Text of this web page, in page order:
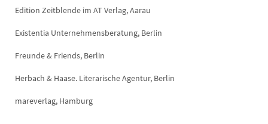
Edition Zeitblende im AT Verlag, Aarau
Existentia Unternehmensberatung, Berlin
Freunde & Friends, Berlin
Herbach & Haase. Literarische Agentur, Berlin
mareverlag, Hamburg